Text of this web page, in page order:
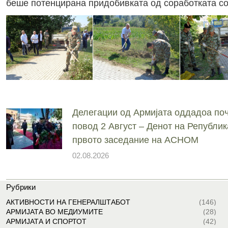
беше потенцирана придобивката од соработката
Делегации од Армијата оддадоа
повод 2 Август – Денот на
првото заседание на АСНОМ
02.08.2026
Рубрики
АКТИВНОСТИ НА ГЕНЕРАЛШТАБОТ
(146)
АРМИЈАТА ВО МЕДИУМИТЕ
(28)
АРМИЈАТА И СПОРТОТ
(42)